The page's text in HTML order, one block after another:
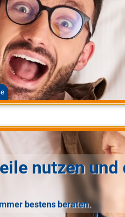
nutzen und
bestens beraten.